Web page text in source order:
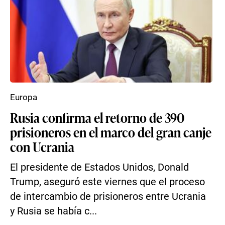
Rusia confirma el retorno de 390
prisioneros en el marco del gran canje
con Ucrania
El presidente de Estados Unidos, Donald
Trump, aseguró este viernes que el proceso
de intercambio de prisioneros entre Ucrania
y Rusia se había c...
Europa